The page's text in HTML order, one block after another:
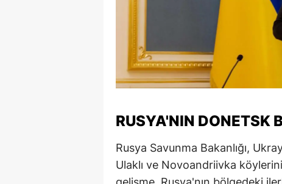
RUSYA'NIN DONETSK
Rusya Savunma Bakanlığı,
Ulaklı ve Novoandriivka